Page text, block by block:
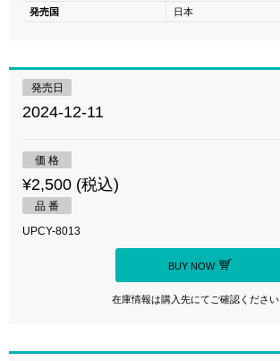
発売国
日本
発売日
2024-12-11
価 格
¥2,500 (税込)
品 番
UPCY-8013
BUY NOW
在庫情報は購入先にてご確認ください